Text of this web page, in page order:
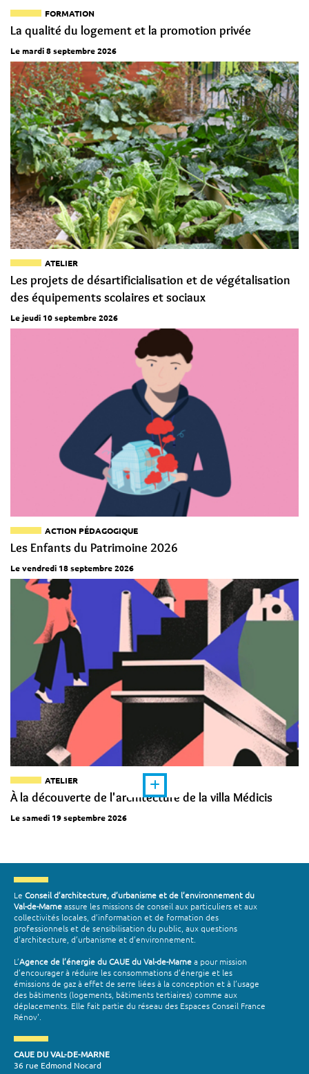
FORMATION
La qualité du logement et la promotion privée
Le mardi 8 septembre 2026
ATELIER
Les projets de désartificialisation et de végétalisation
des équipements scolaires et sociaux
Le jeudi 10 septembre 2026
ACTION PÉDAGOGIQUE
Les Enfants du Patrimoine 2026
Le vendredi 18 septembre 2026
ATELIER
À la découverte de l'architecture de la villa Médicis
Le samedi 19 septembre 2026
Le Conseil d’architecture, d’urbanisme et de l’environnement du
Val-de-Marneassure les missions de conseil aux particuliers et aux
collectivités locales, d’information et de formation des
professionnels et de sensibilisation du public, aux questions
d’architecture, d’urbanisme et d’environnement.
L’Agence de l’énergie du CAUE du Val-de-Marnea pour mission
d’encourager à réduire les consommations d’énergie et les
émissions de gaz à effet de serre liées à la conception et à l’usage
des bâtiments (logements, bâtiments tertiaires) comme aux
déplacements. Elle fait partie du réseau des Espaces Conseil France
Rénov'.
CAUE DU VAL-DE-MARNE
36 rue Edmond Nocard